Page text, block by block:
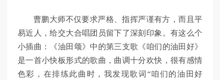
曹鹏大师不仅要求严格、指挥严谨有方，而且平
易近人，给交大合唱团员留下了深刻印象。有这么个
小插曲：《油田颂》中的第三支歌《咱们的油田好》
是一首小快板形式的歌曲，曲调十分欢快，很有感情
色彩，在排练此曲时，我发现歌词“咱们的油田好